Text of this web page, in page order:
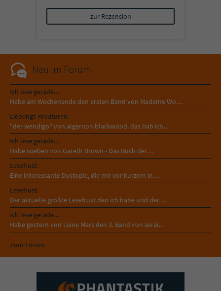
zur Rezension
Neu im Forum
Ich lese gerade...:
Habe am Wochenende den ersten Band von Madame Wo…
Lieblings-Kreaturen:
"der wendigo" von algernon blackwood. das hab ich…
Ich lese gerade...:
Habe soeben von Gareth Brown - Das Buch der…
Lesefrust:
Eine interessante Dystopie, die mir vor kurzem in…
Lesefrust:
Der aktuelle größte Lesefrust den ich habe und der…
Ich lese gerade...:
Habe gestern von Liane Mars den 3. Band von asrai…
Zum Forum